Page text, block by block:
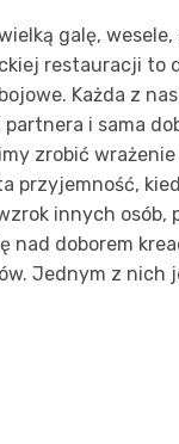
galę,
restauracji to
Każda z
i sama
zrobić
przyjemność,
innych osób,
nad doborem
Jednym z nich